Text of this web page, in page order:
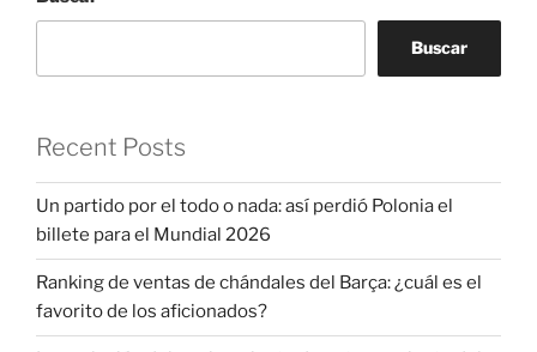
Buscar
Recent Posts
Un partido por el todo o nada: así perdió Polonia el
billete para el Mundial 2026
Ranking de ventas de chándales del Barça: ¿cuál es el
favorito de los aficionados?